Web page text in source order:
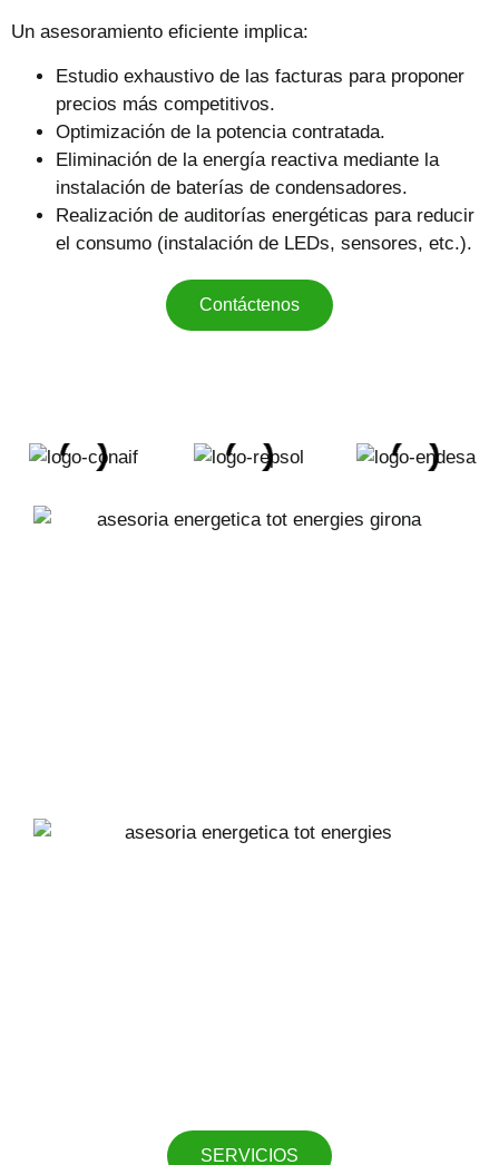
Un asesoramiento eficiente implica:
Estudio exhaustivo de las facturas para proponer
precios más competitivos.
Optimización de la potencia contratada.
Eliminación de la energía reactiva mediante la
instalación de baterías de condensadores.
Realización de auditorías energéticas para reducir
el consumo (instalación de LEDs, sensores, etc.).
Contáctenos
SERVICIOS